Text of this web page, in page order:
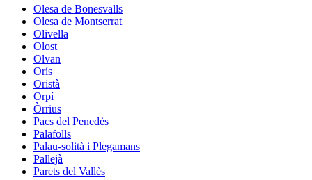
Olesa de Bonesvalls
Olesa de Montserrat
Olivella
Olost
Olvan
Orís
Oristà
Orpí
Òrrius
Pacs del Penedès
Palafolls
Palau-solità i Plegamans
Pallejà
Parets del Vallès